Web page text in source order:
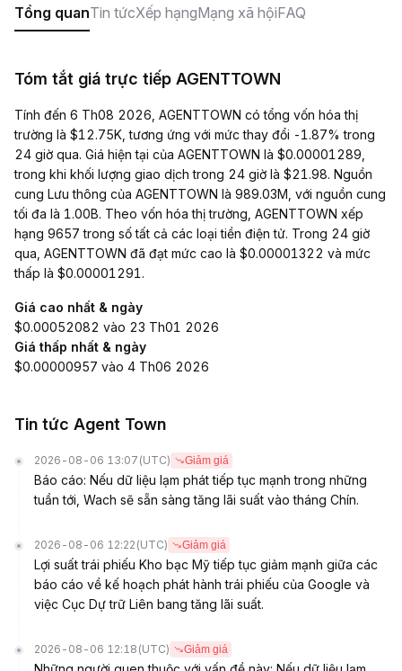
Tổng quanTin tứcXếp hạngMạng xã hộiFAQ
Tóm tắt giá trực tiếp AGENTTOWN
Tính đến 6 Th08 2026, AGENTTOWN có tổng vốn hóa thị
trường là $12.75K, tương ứng với mức thay đổi -1.87% trong
24 giờ qua. Giá hiện tại của AGENTTOWN là $0.00001289,
trong khi khối lượng giao dịch trong 24 giờ là $21.98. Nguồn
cung Lưu thông của AGENTTOWN là 989.03M, với nguồn cung
tối đa là 1.00B. Theo vốn hóa thị trường, AGENTTOWN xếp
hạng 9657 trong số tất cả các loại tiền điện tử. Trong 24 giờ
qua, AGENTTOWN đã đạt mức cao là $0.00001322 và mức
thấp là $0.00001291.
Giá cao nhất & ngày
$0.00052082 vào 23 Th01 2026
Giá thấp nhất & ngày
$0.00000957 vào 4 Th06 2026
Tin tức Agent Town
2026-08-06 13:07 (UTC) Giảm giá
Báo cáo: Nếu dữ liệu lạm phát tiếp tục mạnh trong những
tuần tới, Wach sẽ sẵn sàng tăng lãi suất vào tháng Chín.
2026-08-06 12:22 (UTC) Giảm giá
Lợi suất trái phiếu Kho bạc Mỹ tiếp tục giảm mạnh giữa các
báo cáo về kế hoạch phát hành trái phiếu của Google và
việc Cục Dự trữ Liên bang tăng lãi suất.
2026-08-06 12:18 (UTC) Giảm giá